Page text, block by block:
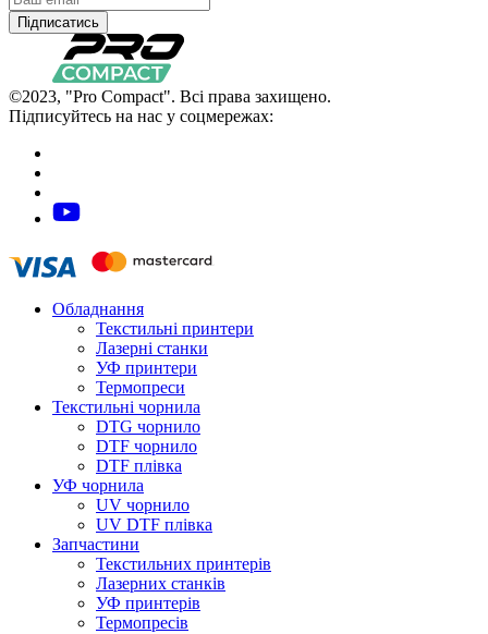
Підписатись
©2023, "Pro Compact". Всі права захищено.
Підписуйтесь на нас у соцмережах:
Обладнання
Текстильні принтери
Лазерні станки
УФ принтери
Термопреси
Текстильні чорнила
DTG чорнило
DTF чорнило
DTF плівка
УФ чорнила
UV чорнило
UV DTF плівка
Запчастини
Текстильних принтерів
Лазерних станків
УФ принтерів
Термопресів